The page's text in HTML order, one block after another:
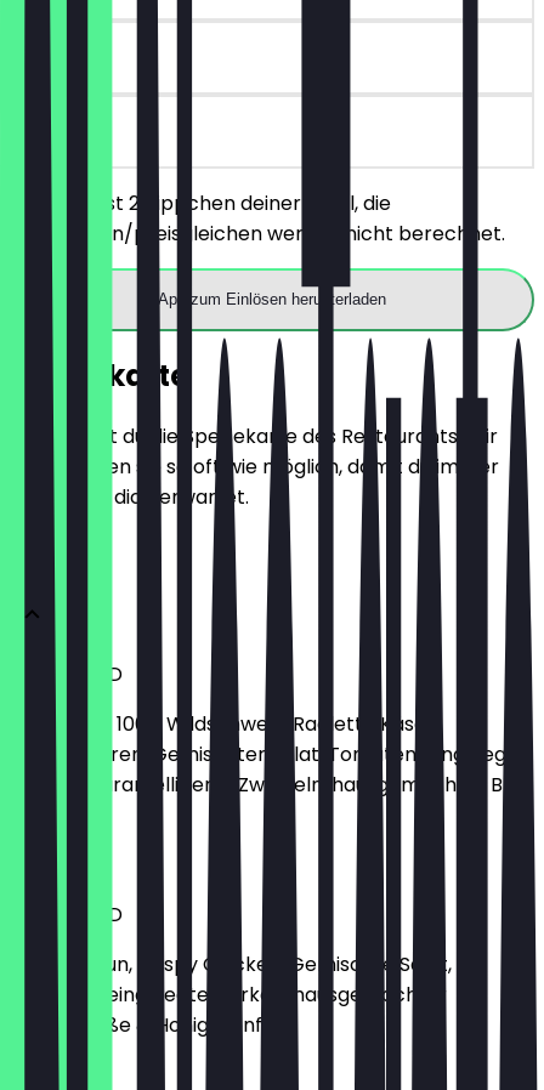
vor Ort
Du bestellst 2 Rippchen deiner Wahl, die
günstigeren/preisgleichen werden nicht berechnet.
App zum Einlösen herunterladen
Speisekarte
Hier findest du die Speisekarte des Restaurants. Wir
aktualisieren sie so oft wie möglich, damit du immer
weißt, was dich erwartet.
UPPER WILD
Black-Bun, 100% Wildschwein, Raclette Käse,
Preiselbeeren, Gemischter Salat, Tomaten, eingelegte
Gurken, Karamellisierte Zwiebeln, hausgemachter BBQ
Soße
SWEET BIRD
Brioche-Bun, Crispy Chicken, Gemischte Salat,
Tomaten, eingelegte Gurken, hausgemachter
Erdnusssoße & Honig-Senf
10,90 €